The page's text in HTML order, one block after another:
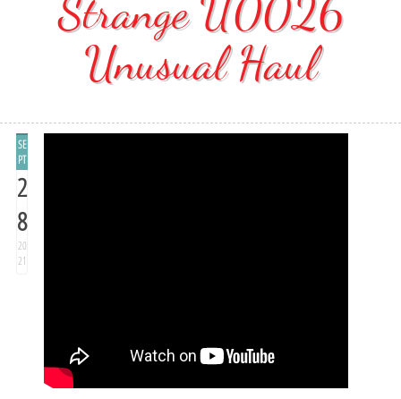
Strange U0026
Unusual Haul
SE
PT
2
8
20
21